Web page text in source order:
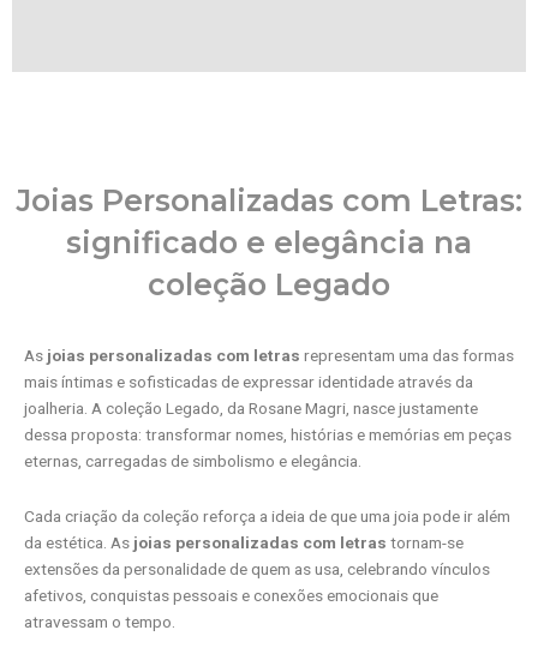
Joias Personalizadas com Letras:
significado e elegância na
coleção Legado
As joias personalizadas com letras representam uma das formas
mais íntimas e sofisticadas de expressar identidade através da
joalheria. A coleção Legado, da Rosane Magri, nasce justamente
dessa proposta: transformar nomes, histórias e memórias em peças
eternas, carregadas de simbolismo e elegância.
Cada criação da coleção reforça a ideia de que uma joia pode ir além
da estética. As joias personalizadas com letras tornam-se
extensões da personalidade de quem as usa, celebrando vínculos
afetivos, conquistas pessoais e conexões emocionais que
atravessam o tempo.